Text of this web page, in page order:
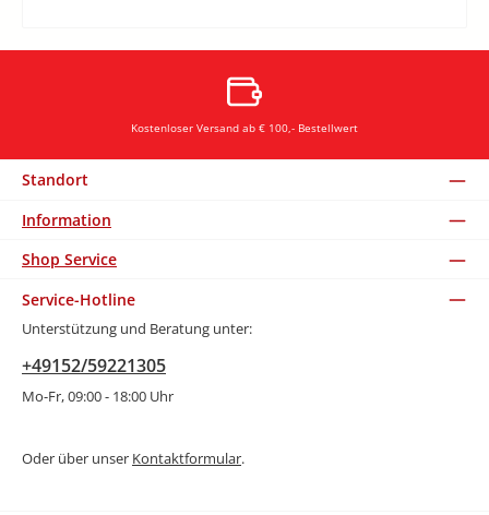
Kostenloser Versand ab € 100,- Bestellwert
Standort
Information
Shop Service
Service-Hotline
Unterstützung und Beratung unter:
+49152/59221305
Mo-Fr, 09:00 - 18:00 Uhr
Oder über unser Kontaktformular.